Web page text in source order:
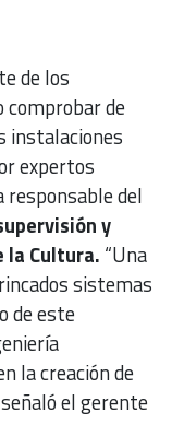
de los
de
instalaciones
expertos
responsable del
y
la Cultura. “Una
sistemas
de este
la creación de
el gerente